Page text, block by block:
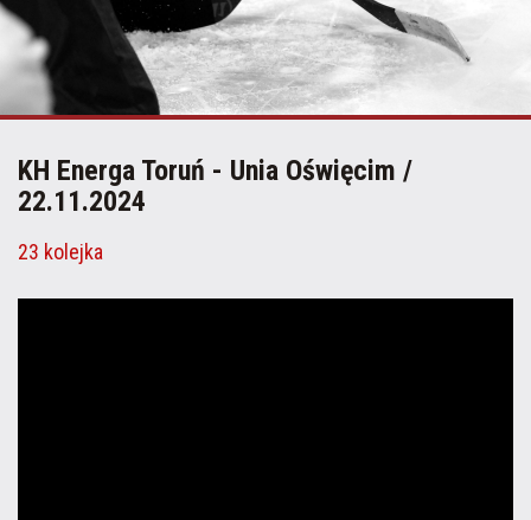
KH Energa Toruń - Unia Oświęcim /
22.11.2024
23 kolejka